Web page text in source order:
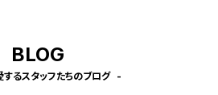
BLOG
るスタッフたちのブログ